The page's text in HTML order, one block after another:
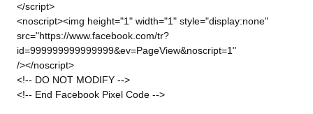
</script>
<noscript><img height="1" width="1" style="display:none"
src="https://www.facebook.com/tr?
id=999999999999999&ev=PageView&noscript=1"
/></noscript>
<!-- DO NOT MODIFY -->
<!-- End Facebook Pixel Code -->